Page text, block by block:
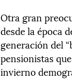
Otra gran
desde la época
generación del
pensionistas
invierno